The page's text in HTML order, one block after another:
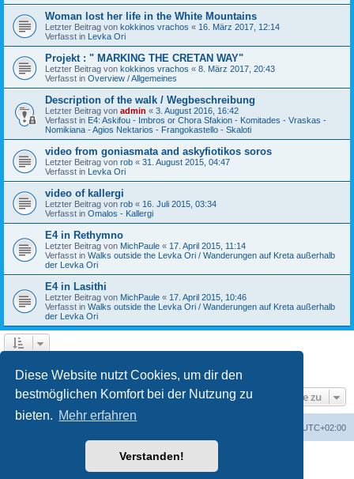
Diese Website nutzt Cookies, um dir den
bestmöglichen Komfort bei der Nutzung zu
bieten. Mehr erfahren
Verstanden!
Woman lost her life in the White Mountains
Letzter Beitrag von kokkinos vrachos « 16. März 2017, 12:14
Verfasst in Levka Ori
Projekt : " MARKING THE CRETAN WAY"
Letzter Beitrag von kokkinos vrachos « 8. März 2017, 20:43
Verfasst in Overview / Allgemeines
Description of the walk / Wegbeschreibung
Letzter Beitrag von admin « 3. August 2016, 16:42
Verfasst in E4: Askifou - Imbros or Chora Sfakion - Komitades - Vraskas -
Nomikiana - Agios Nektarios - Frangokastello - Skaloti
video from goniasmata and askyfiotikos soros
Letzter Beitrag von rob « 31. August 2015, 04:47
Verfasst in Levka Ori
video of kallergi
Letzter Beitrag von rob « 16. Juli 2015, 03:34
Verfasst in Omalos - Kallergi
E4 in Rethymno
Letzter Beitrag von MichPaule « 17. April 2015, 11:14
Verfasst in Walks outside the Levka Ori / Wanderungen auf Kreta außerhalb
der Levka Ori
E4 in Lasithi
Letzter Beitrag von MichPaule « 17. April 2015, 10:46
Verfasst in Walks outside the Levka Ori / Wanderungen auf Kreta außerhalb
der Levka Ori
Gehe zu
UTC+02:00
Powered byphpBB® Forum Software © phpBB Limited
phpBB.de